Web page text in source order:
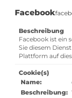
Facebook
Beschreibung
Facebook ist ein
Sie diesem
Plattform auf
Cookie(s)
Name:
Beschreibung: